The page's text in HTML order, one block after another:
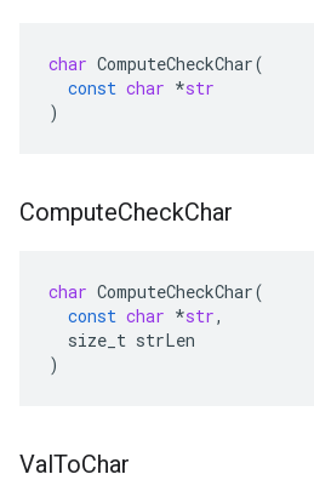
char ComputeCheckChar(
const char *str
)
ComputeCheckChar
char ComputeCheckChar(
const char *str,
size_t strLen
)
ValToChar